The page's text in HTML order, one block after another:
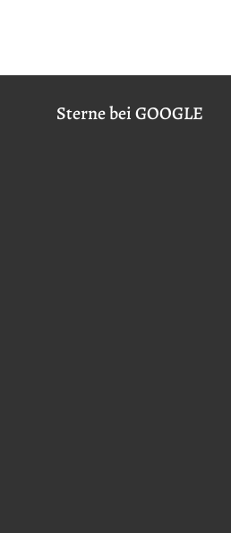
Sterne bei GOOGLE